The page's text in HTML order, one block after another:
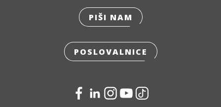
PIŠI NAM
POSLOVALNICE